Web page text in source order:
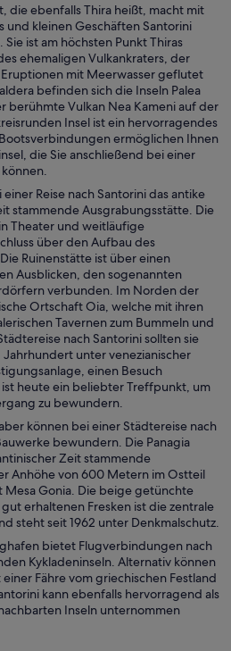
die ebenfalls Thira heißt, macht mit
und kleinen Geschäften Santorini
ist am höchsten Punkt Thiras
ehemaligen Vulkankraters, der
mit Meerwasser geflutet
befinden sich die Inseln Palea
berühmte Vulkan Nea Kameni auf der
Insel ist ein hervorragendes
ermöglichen Ihnen
die Sie anschließend bei einer
Reise nach Santorini das antike
stammende Ausgrabungsstätte. Die
Theater und weitläufige
über den Aufbau des
Ruinenstätte ist über einen
Ausblicken, den sogenannten
verbunden. Im Norden der
Ortschaft Oia, welche mit ihren
Tavernen zum Bummeln und
nach Santorini sollten sie
Jahrhundert unter venezianischer
einen Besuch
heute ein beliebter Treffpunkt, um
zu bewundern.
können bei einer Städtereise nach
bewundern. Die Panagia
Zeit stammende
Anhöhe von 600 Metern im Ostteil
Gonia. Die beige getünchte
erhaltenen Fresken ist die zentrale
steht seit 1962 unter Denkmalschutz.
bietet Flugverbindungen nach
Kykladeninseln. Alternativ können
Fähre vom griechischen Festland
kann ebenfalls hervorragend als
Inseln unternommen